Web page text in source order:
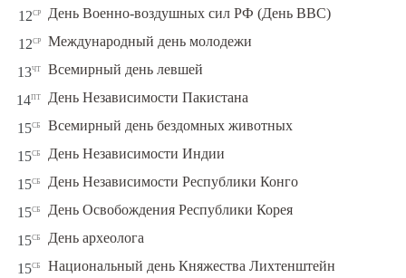
12ср День Военно-воздушных сил РФ (День ВВС)
12ср Международный день молодежи
13чт Всемирный день левшей
14пт День Независимости Пакистана
15сб Всемирный день бездомных животных
15сб День Независимости Индии
15сб День Независимости Республики Конго
15сб День Освобождения Республики Корея
15сб День археолога
15сб Национальный день Княжества Лихтенштейн